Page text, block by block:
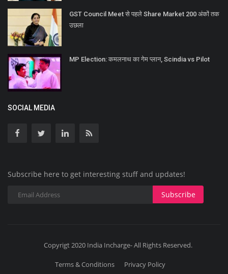
GST Council Meet से पहले Share Market 200 अंकों तक
उछला
MP Election: कमलनाथ का गेम प्लान, Scindia vs Pilot
SOCIAL MEDIA
Subscribe here to get interesting stuff and updates!
Subscribe
Copyrigt 2020 India Incharge- All Rights Reserved.
Terms & Conditions Privacy Policy